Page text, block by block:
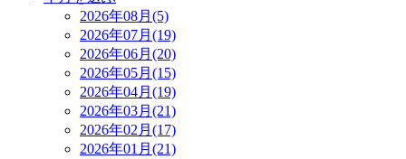
2026年08月(5)
2026年07月(19)
2026年06月(20)
2026年05月(15)
2026年04月(19)
2026年03月(21)
2026年02月(17)
2026年01月(21)